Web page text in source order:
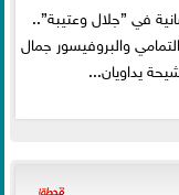
في ”جلال وعتيبة”..
والبروفيسور جمال
يداويان...